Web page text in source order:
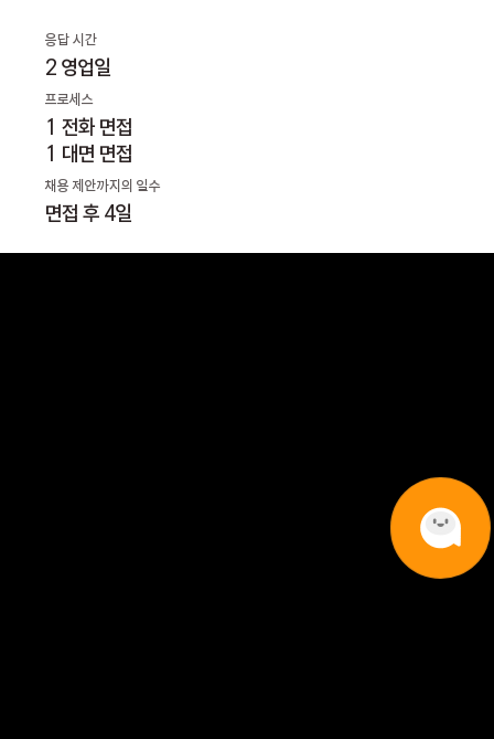
응답 시간
2 영업일
프로세스
1 전화 면접
1 대면 면접
채용 제안까지의 일수
면접 후 4일